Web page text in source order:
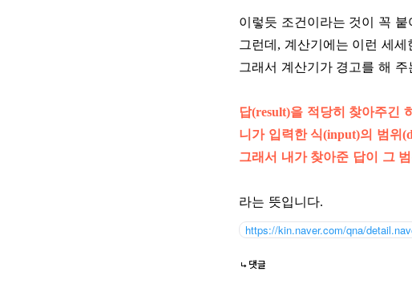
이렇듯 조건이라는 것이 꼭
그런데, 계산기에는 이런 세
그래서 계산기가 경고를 해 주
답(result)을 적당히 찾아주긴
니가 입력한 식(input)의 범위
그래서 내가 찾아준 답이 그
라는 뜻입니다.
https://kin.naver.com/qna/
댓글